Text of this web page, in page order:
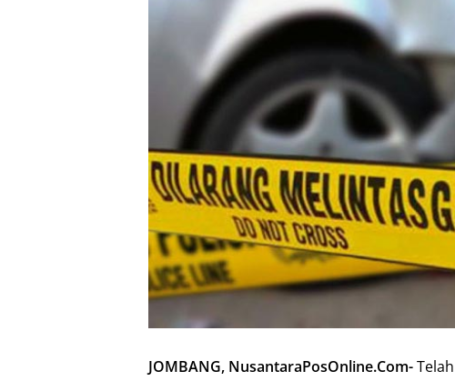
JOMBANG, NusantaraPosOnline.Com-